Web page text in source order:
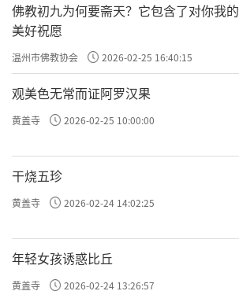
佛教初九为何要斋天？它包含了对你我的
美好祝愿
温州市佛教协会 2026-02-25 16:40:15
观美色无常而证阿罗汉果
黄盖寺 2026-02-25 10:00:00
干烧五珍
黄盖寺 2026-02-24 14:02:25
年轻女孩诱惑比丘
黄盖寺 2026-02-24 13:26:57